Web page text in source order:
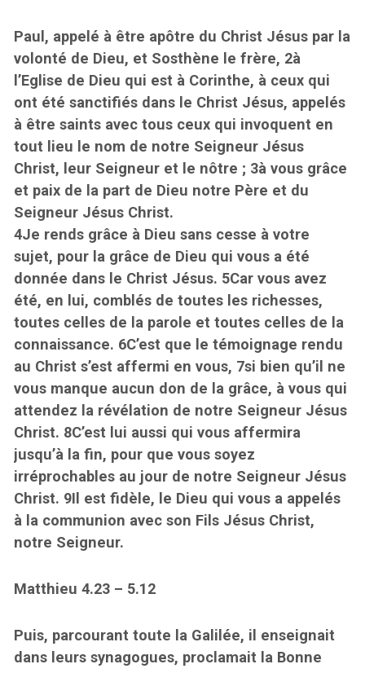
Paul, appelé à être apôtre du Christ Jésus par la
volonté de Dieu, et Sosthène le frère, 2à
l’Eglise de Dieu qui est à Corinthe, à ceux qui
ont été sanctifiés dans le Christ Jésus, appelés
à être saints avec tous ceux qui invoquent en
tout lieu le nom de notre Seigneur Jésus
Christ, leur Seigneur et le nôtre ; 3à vous grâce
et paix de la part de Dieu notre Père et du
Seigneur Jésus Christ.
4Je rends grâce à Dieu sans cesse à votre
sujet, pour la grâce de Dieu qui vous a été
donnée dans le Christ Jésus. 5Car vous avez
été, en lui, comblés de toutes les richesses,
toutes celles de la parole et toutes celles de la
connaissance. 6C’est que le témoignage rendu
au Christ s’est affermi en vous, 7si bien qu’il ne
vous manque aucun don de la grâce, à vous qui
attendez la révélation de notre Seigneur Jésus
Christ. 8C’est lui aussi qui vous affermira
jusqu’à la fin, pour que vous soyez
irréprochables au jour de notre Seigneur Jésus
Christ. 9Il est fidèle, le Dieu qui vous a appelés
à la communion avec son Fils Jésus Christ,
notre Seigneur.
Matthieu 4.23 – 5.12
Puis, parcourant toute la Galilée, il enseignait
dans leurs synagogues, proclamait la Bonne